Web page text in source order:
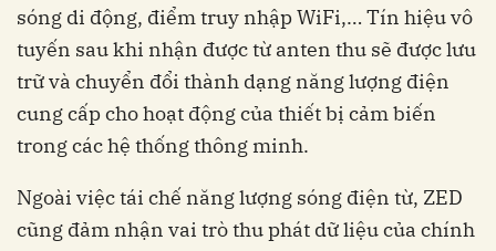
sóng di động, điểm truy nhập WiFi,… Tín hiệu vô
tuyến sau khi nhận được từ anten thu sẽ được lưu
trữ và chuyển đổi thành dạng năng lượng điện
cung cấp cho hoạt động của thiết bị cảm biến
trong các hệ thống thông minh.
Ngoài việc tái chế năng lượng sóng điện từ, ZED
cũng đảm nhận vai trò thu phát dữ liệu của chính